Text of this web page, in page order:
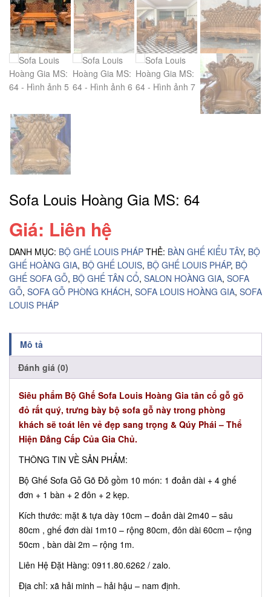
Sofa Louis Hoàng Gia MS: 64
Giá: Liên hệ
DANH MỤC: BỘ GHẾ LOUIS PHÁP THẺ: BÀN GHẾ KIỂU TÂY, BỘ
GHẾ HOÀNG GIA, BỘ GHẾ LOUIS, BỘ GHẾ LOUIS PHÁP, BỘ
GHẾ SOFA GỖ, BỘ GHẾ TÂN CỔ, SALON HOÀNG GIA, SOFA
GỖ, SOFA GỖ PHÒNG KHÁCH, SOFA LOUIS HOÀNG GIA, SOFA
LOUIS PHÁP
Mô tả
Đánh giá (0)
Siêu phẩm Bộ Ghế Sofa Louis Hoàng Gia tân cổ gỗ gõ
đỏ rất quý, trưng bày bộ sofa gỗ này trong phòng
khách sẽ toát lên vẻ đẹp sang trọng & Qúy Phái – Thể
Hiện Đẳng Cấp Của Gia Chủ.
THÔNG TIN VỀ SẢN PHẨM:
Bộ Ghế Sofa Gỗ Gõ Đỏ gồm 10 món: 1 đoản dài + 4 ghế
đơn + 1 bàn + 2 đôn + 2 kẹp.
Kích thước: mặt & tựa dày 10cm – đoản dài 2m40 – sâu
80cm , ghế đơn dài 1m10 – rộng 80cm, đôn dài 60cm – rộng
50cm , bàn dài 2m – rộng 1m.
Liên Hệ Đặt Hàng: 0911.80.6262 / zalo.
Địa chỉ: xã hải minh – hải hậu – nam định.